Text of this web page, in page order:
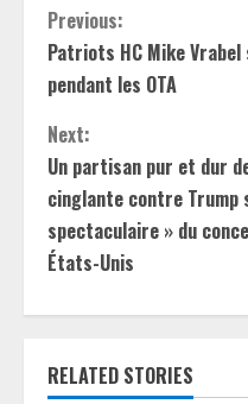
C
o
n
t
i
n
u
e
Previous:
Patriots HC Mike
pendant les OTA
Next:
Un partisan pur et dur
cinglante contre Trump
spectaculaire » du
États-Unis
RELATED STORIES